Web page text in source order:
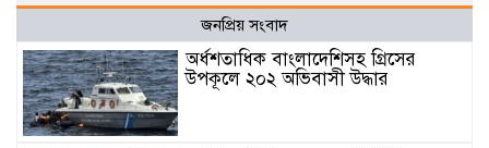
জনপ্রিয় সংবাদ
অর্ধশতাধিক বাংলাদেশিসহ গ্রিসের
উপকূলে ২০২ অভিবাসী উদ্ধার